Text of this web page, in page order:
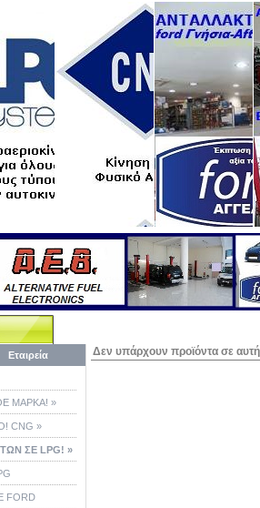
Εταιρεία
ΜΑΡΚΑ! »
CNG »
ΣΕ LPG! »
FORD
Δεν υπάρχουν προϊόντα σε αυτή